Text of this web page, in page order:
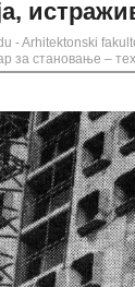
- Arhitektonski
за становање –